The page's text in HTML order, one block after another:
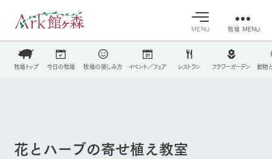
MENU 牧場 MENU
案内 ア
30°c / 22°c
30°c/22°c
牧場トップ 今日の牧場 牧場の楽しみ方 イベント／フェア レストラン フラワーガーデン 動物
営業時間・料金
ペットをお連れのお客様へ
花とハーブの寄せ植え教室